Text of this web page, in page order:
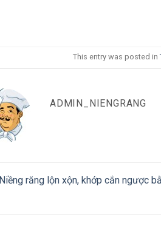
This entry was posted in
ADMIN_NIENGRANG
Niềng răng lộn xộn, khớp cắn ngược